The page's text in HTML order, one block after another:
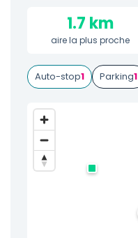
1.7 km
aire la plus proche
Auto-stop1 Parking1